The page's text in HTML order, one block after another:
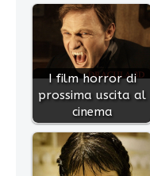
I film horror di
prossima uscita al
cinema